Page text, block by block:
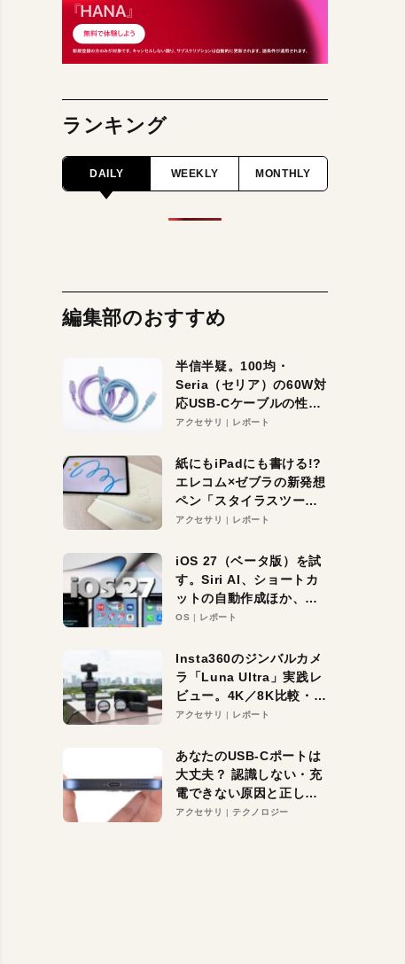
ランキング
DAILY WEEKLY MONTHLY
編集部のおすすめ
半信半疑。100均・
Seria（セリア）の60W対
応USB-Cケーブルの性能
を検証。超コスパの1本を
アクセサリ レポート
紙にもiPadにも書ける!?
エレコム×ゼブラの新発想
ペン「スタイラスツーウ
ェイ」レビュー。持ち替
アクセサリ レポート
iOS 27（ベータ版）を試
す。Siri AI、ショートカ
ットの自動作成ほか、期
待大の便利機能5選。
る未来はすぐそこ！
OS レポート
Insta360のジンバルカメ
ラ「Luna Ultra」実践レ
ビュー。4K／8K比較・ズ
ーム・夜間撮影をチェッ
アクセサリ レポート
あなたのUSB-Cポートは
大丈夫？ 認識しない・充
電できない原因と正しい
対策
アクセサリ テクノロジー